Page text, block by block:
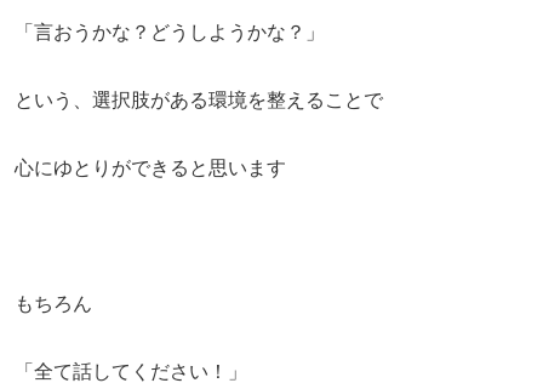
「言おうかな？どうしようかな？」
という、選択肢がある環境を整えることで
心にゆとりができると思います
もちろん
「全て話してください！」